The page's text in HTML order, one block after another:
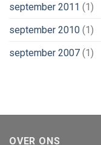
september 2011 (1)
september 2010 (1)
september 2007 (1)
OVER ONS